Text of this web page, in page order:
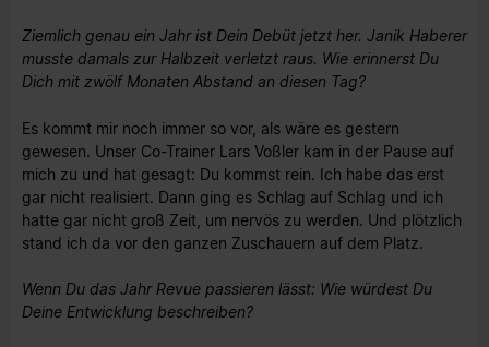
Ziemlich genau ein Jahr ist Dein Debüt jetzt her. Janik Haberer
musste damals zur Halbzeit verletzt raus. Wie erinnerst Du
Dich mit zwölf Monaten Abstand an diesen Tag?
Es kommt mir noch immer so vor, als wäre es gestern
gewesen. Unser Co-Trainer Lars Voßler kam in der Pause auf
mich zu und hat gesagt: Du kommst rein. Ich habe das erst
gar nicht realisiert. Dann ging es Schlag auf Schlag und ich
hatte gar nicht groß Zeit, um nervös zu werden. Und plötzlich
stand ich da vor den ganzen Zuschauern auf dem Platz.
Wenn Du das Jahr Revue passieren lässt: Wie würdest Du
Deine Entwicklung beschreiben?